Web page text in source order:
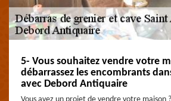
5- Vous souhaitez vendre votre
débarrassez les encombrants
avec Debord Antiquaire